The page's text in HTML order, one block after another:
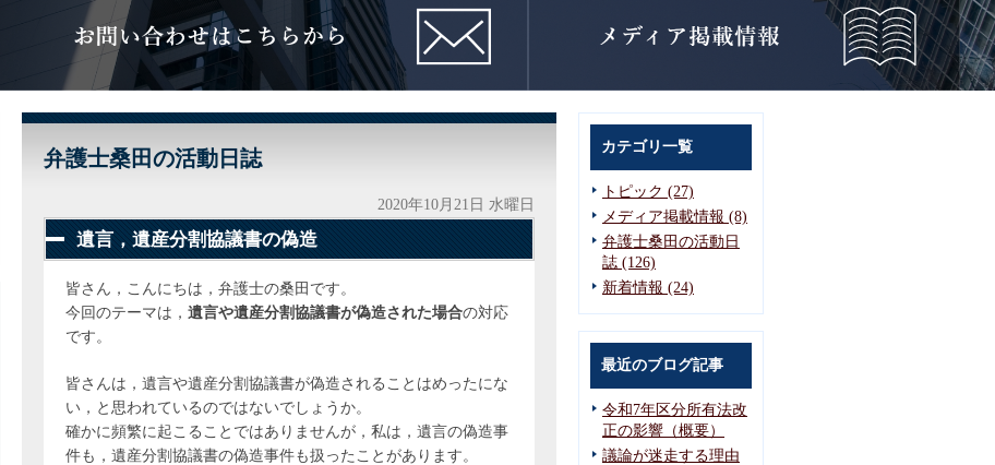
弁護士桑田の活動日誌
2020年10月21日 水曜日
遺言，遺産分割協議書の偽造
皆さん，こんにちは，弁護士の桑田です。
今回のテーマは， 遺言や遺産分割協議書が偽造された場合の対応
です。
皆さんは，遺言や遺産分割協議書が偽造されることはめったにな
い，と思われているのではないでしょうか。
確かに頻繁に起こることではありませんが，私は，遺言の偽造事
件も，遺産分割協議書の偽造事件も扱ったことがあります。
カテゴリ一覧
トピック (27)
メディア掲載情報 (8)
弁護士桑田の活動日
誌 (126)
新着情報 (24)
最近のブログ記事
令和7年区分所有法改
正の影響（概要）
議論が迷走する理由